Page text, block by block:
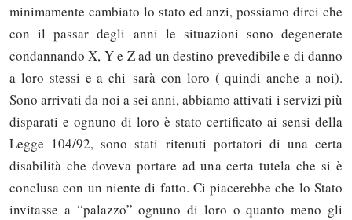
minimamente cambiato lo stato ed anzi, possiamo dirci che
con il passar degli anni le situazioni sono degenerate
condannando X, Y e Z ad un destino prevedibile e di danno
a loro stessi e a chi sarà con loro ( quindi anche a noi).
Sono arrivati da noi a sei anni, abbiamo attivati i servizi più
disparati e ognuno di loro è stato certificato ai sensi della
Legge 104/92, sono stati ritenuti portatori di una certa
disabilità che doveva portare ad una certa tutela che si è
conclusa con un niente di fatto. Ci piacerebbe che lo Stato
invitasse a “palazzo” ognuno di loro o quanto meno gli